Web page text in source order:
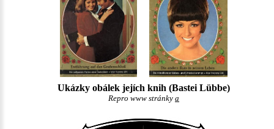
Ukázky obálek jejích knih (Bastei Lübbe)
Repro www stránky a